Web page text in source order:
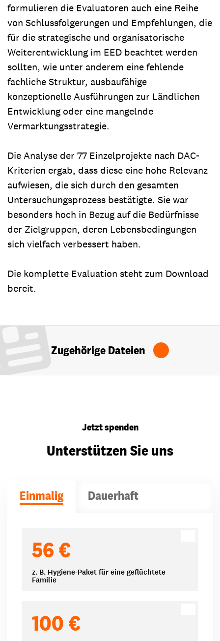
formulieren die Evaluatoren auch eine Reihe
von Schlussfolgerungen und Empfehlungen, die
für die strategische und organisatorische
Weiterentwicklung im EED beachtet werden
sollten, wie unter anderem eine fehlende
fachliche Struktur, ausbaufähige
konzeptionelle Ausführungen zur Ländlichen
Entwicklung oder eine mangelnde
Vermarktungsstrategie.
Die Analyse der 77 Einzelprojekte nach DAC-
Kriterien ergab, dass diese eine hohe Relevanz
aufwiesen, die sich durch den gesamten
Untersuchungsprozess bestätigte. Sie war
besonders hoch in Bezug auf die Bedürfnisse
der Zielgruppen, deren Lebensbedingungen
sich vielfach verbessert haben.
Die komplette Evaluation steht zum Download
bereit.
Zugehörige Dateien
Jetzt spenden
Unterstützen Sie uns
Einmalig Dauerhaft
56 €
z. B. Hygiene-Paket für eine geflüchtete
Familie
100 €